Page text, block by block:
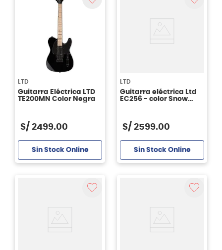
LTD
Guitarra Eléctrica LTD
TE200MN Color Negra
S/ 2499.00
Sin Stock Online
LTD
Guitarra eléctrica Ltd
EC256 - color Snow
S/ 2599.00
Sin Stock Online